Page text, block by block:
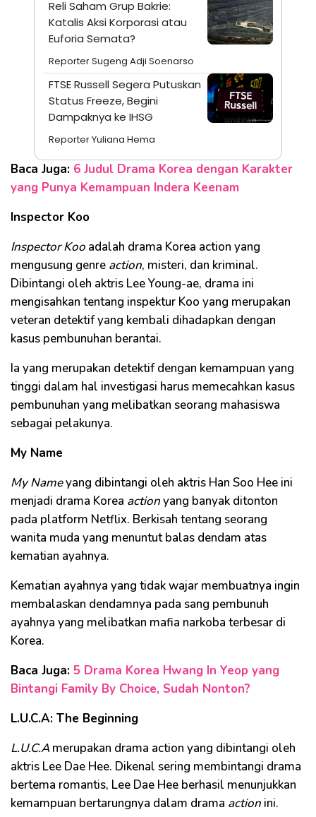
Reli Saham Grup Bakrie:
Katalis Aksi Korporasi atau
Euforia Semata?
Reporter Sugeng Adji Soenarso
FTSE Russell Segera Putuskan
Status Freeze, Begini
Dampaknya ke IHSG
Reporter Yuliana Hema
Baca Juga: 6 Judul Drama Korea dengan Karakter
yang Punya Kemampuan Indera Keenam
Inspector Koo
Inspector Koo adalah drama Korea action yang
mengusung genre action, misteri, dan kriminal.
Dibintangi oleh aktris Lee Young-ae, drama ini
mengisahkan tentang inspektur Koo yang merupakan
veteran detektif yang kembali dihadapkan dengan
kasus pembunuhan berantai.
Ia yang merupakan detektif dengan kemampuan yang
tinggi dalam hal investigasi harus memecahkan kasus
pembunuhan yang melibatkan seorang mahasiswa
sebagai pelakunya.
My Name
My Nameyang dibintangi oleh aktris Han Soo Hee ini
menjadi drama Korea actionyang banyak ditonton
pada platform Netflix. Berkisah tentang seorang
wanita muda yang menuntut balas dendam atas
kematian ayahnya.
Kematian ayahnya yang tidak wajar membuatnya ingin
membalaskan dendamnya pada sang pembunuh
ayahnya yang melibatkan mafia narkoba terbesar di
Korea.
Baca Juga: 5 Drama Korea Hwang In Yeop yang
Bintangi Family By Choice, Sudah Nonton?
L.U.C.A: The Beginning
L.U.C.A merupakan drama action yang dibintangi oleh
aktris Lee Dae Hee. Dikenal sering membintangi drama
bertema romantis, Lee Dae Hee berhasil menunjukkan
kemampuan bertarungnya dalam drama action ini.